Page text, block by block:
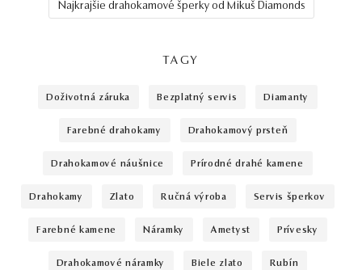
Najkrajšie drahokamové šperky od Mikuš Diamonds
TAGY
doživotná záruka bezplatný servis diamanty
farebné drahokamy drahokamový prsteň
drahokamové náušnice prírodné drahé kamene
drahokamy zlato ručná výroba servis šperkov
farebné kamene náramky ametyst prívesky
drahokamové náramky biele zlato rubín